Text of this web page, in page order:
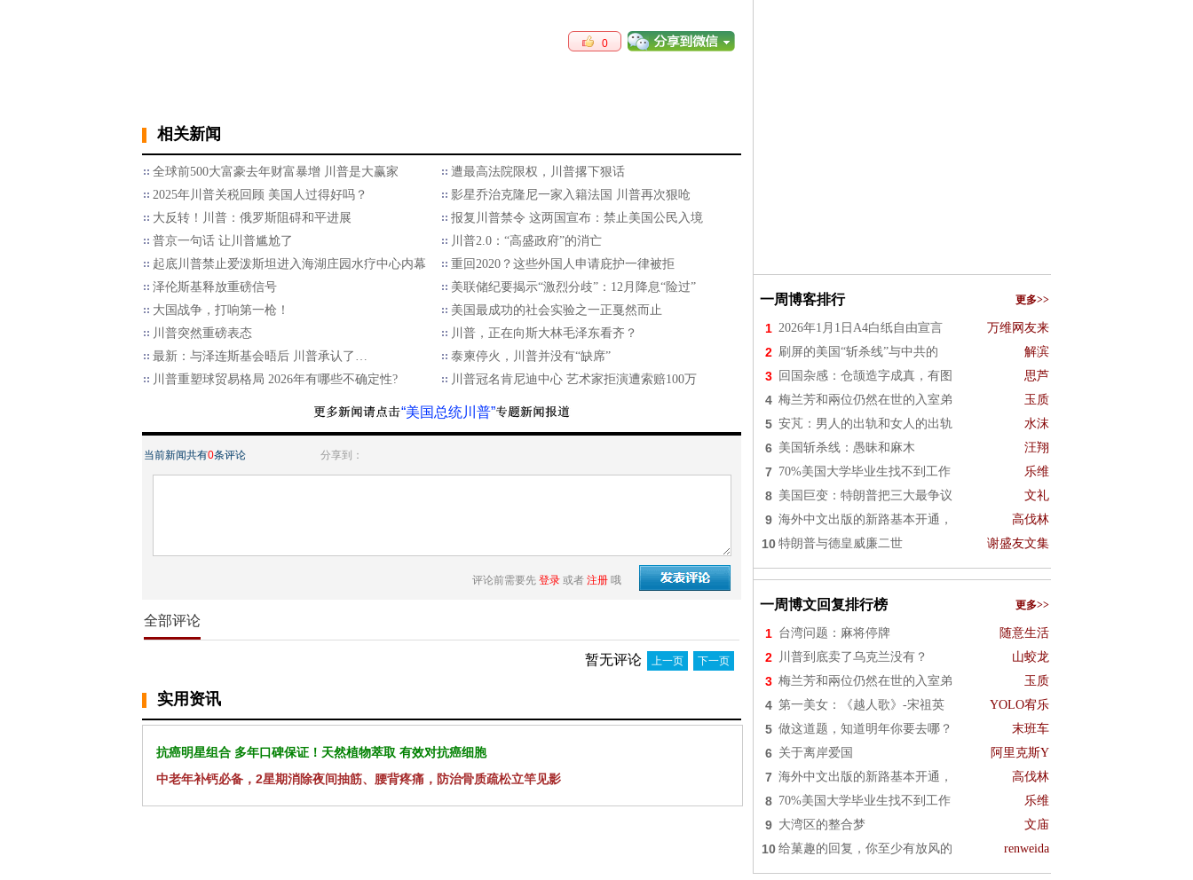
0
相关新闻
全球前500大富豪去年财富暴增 川普是大赢家
遭最高法院限权，川普撂下狠话
2025年川普关税回顾 美国人过得好吗？
影星乔治克隆尼一家入籍法国 川普再次狠呛
大反转！川普：俄罗斯阻碍和平进展
报复川普禁令 这两国宣布：禁止美国公民入境
普京一句话 让川普尴尬了
川普2.0：“高盛政府”的消亡
起底川普禁止爱泼斯坦进入海湖庄园水疗中心内幕
重回2020？这些外国人申请庇护一律被拒
泽伦斯基释放重磅信号
美联储纪要揭示“激烈分歧”：12月降息“险过”
大国战争，打响第一枪！
美国最成功的社会实验之一正戛然而止
川普突然重磅表态
川普，正在向斯大林毛泽东看齐？
最新：与泽连斯基会晤后 川普承认了…
泰柬停火，川普并没有“缺席”
川普重塑球贸易格局 2026年有哪些不确定性?
川普冠名肯尼迪中心 艺术家拒演遭索赔100万
“美国总统川普”
当前新闻共有0条评论 分享到：
评论前需要先 登录 或者 注册 哦
全部评论
暂无评论 上一页 下一页
实用资讯
抗癌明星组合 多年口碑保证！天然植物萃取 有效对抗癌细胞
中老年补钙必备，2星期消除夜间抽筋、腰背疼痛，防治骨质疏松立竿见影
一周博客排行 更多>>
1 2026年1月1日A4白纸自由宣言 万维网友来
2 刷屏的美国“斩杀线”与中共的 解滨
3 回国杂感：仓颉造字成真，有图 思芦
4 梅兰芳和兩位仍然在世的入室弟 玉质
5 安芃：男人的出轨和女人的出轨 水沫
6 美国斩杀线：愚昧和麻木 汪翔
7 70%美国大学毕业生找不到工作 乐维
8 美国巨变：特朗普把三大最争议 文礼
9 海外中文出版的新路基本开通， 高伐林
10 特朗普与德皇威廉二世 谢盛友文集
一周博文回复排行榜 更多>>
1 台湾问题：麻将停牌 随意生活
2 川普到底卖了乌克兰没有？ 山蛟龙
3 梅兰芳和兩位仍然在世的入室弟 玉质
4 第一美女：《越人歌》-宋祖英 YOLO宥乐
5 做这道题，知道明年你要去哪？ 末班车
6 关于离岸爱国 阿里克斯Y
7 海外中文出版的新路基本开通， 高伐林
8 70%美国大学毕业生找不到工作 乐维
9 大湾区的整合梦 文庙
10 给菓趣的回复，你至少有放风的 renweida